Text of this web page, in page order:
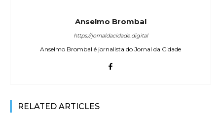
Anselmo Brombal
https://jornaldacidade.digital
Anselmo Brombal é jornalista do Jornal da Cidade
RELATED ARTICLES